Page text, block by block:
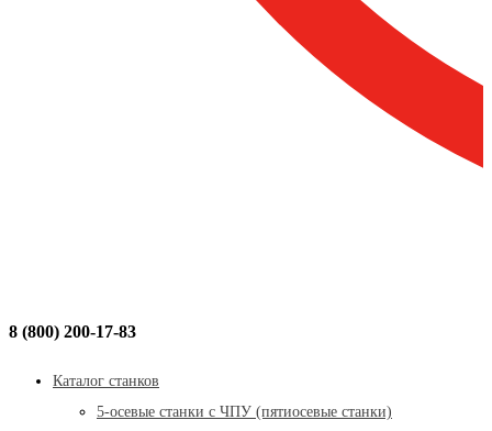
8 (800) 200-17-83
Каталог станков
5-осевые станки с ЧПУ (пятиосевые станки)